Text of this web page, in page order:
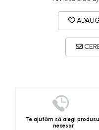
Te ajutăm să alegi produsul
necesar